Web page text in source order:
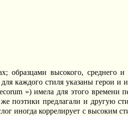
образцами высокого, среднего
каждого стиля указаны герои и
») имела для этого времени
поэтики предлагали и другую
иногда коррелирует с высоким